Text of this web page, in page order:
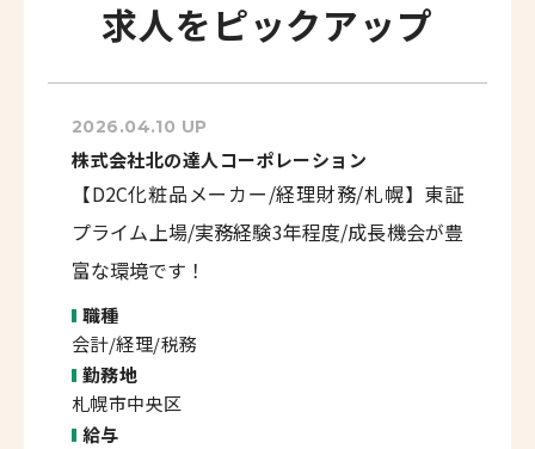
求人をピックアップ
2026.04.10 UP
株式会社北の達人コーポレーション
【D2C化粧品メーカー/経理財務/札幌】東証
プライム上場/実務経験3年程度/成長機会が豊
富な環境です！
職種
会計/経理/税務
勤務地
札幌市中央区
給与